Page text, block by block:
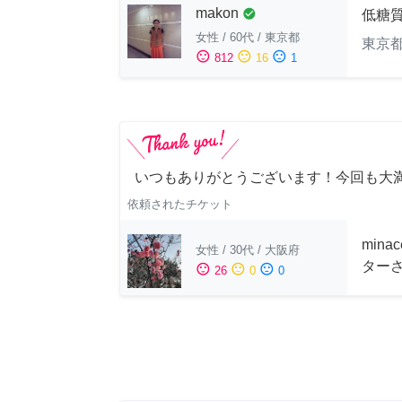
makon check_circle
女性 / 60代 / 東京都
sentiment_satisfied 812 sentiment_neutral 16 sentiment_dissatisfied 1
低糖
東京
いつもありがとうございます！今回も大
依頼されたチケット
女性 / 30代 / 大阪府
sentiment_satisfied 26 sentiment_neutral 0 sentiment_dissatisfied 0
ター